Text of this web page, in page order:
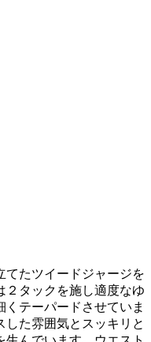
てたツイードジャージを
２タックを施し適度なゆ
テーパードさせていま
た雰囲気とスッキリと